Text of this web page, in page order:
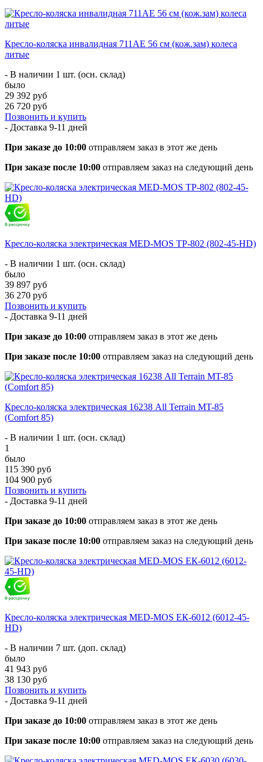
Кресло-коляска инвалидная 711AE 56 см (кож.зам) колеса
литые
- В наличии 1 шт. (осн. склад)
было
29 392 руб
26 720 руб
Позвонить и купить
- Доставка 9-11 дней
При заказе до 10:00 отправляем заказ в этот же день
При заказе после 10:00 отправляем заказ на следующий день
Кресло-коляска электрическая MED-MOS ТР-802 (802-45-HD)
- В наличии 1 шт. (осн. склад)
было
39 897 руб
36 270 руб
Позвонить и купить
- Доставка 9-11 дней
При заказе до 10:00 отправляем заказ в этот же день
При заказе после 10:00 отправляем заказ на следующий день
Кресло-коляска электрическая 16238 All Terrain MT-85
(Comfort 85)
- В наличии 1 шт. (осн. склад)
1
было
115 390 руб
104 900 руб
Позвонить и купить
- Доставка 9-11 дней
При заказе до 10:00 отправляем заказ в этот же день
При заказе после 10:00 отправляем заказ на следующий день
Кресло-коляска электрическая MED-MOS ЕК-6012 (6012-45-
HD)
- В наличии 7 шт. (доп. склад)
было
41 943 руб
38 130 руб
Позвонить и купить
- Доставка 9-11 дней
При заказе до 10:00 отправляем заказ в этот же день
При заказе после 10:00 отправляем заказ на следующий день